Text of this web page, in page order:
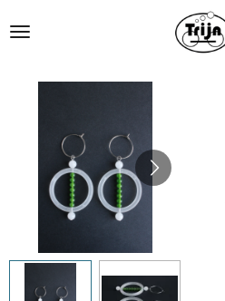
direct